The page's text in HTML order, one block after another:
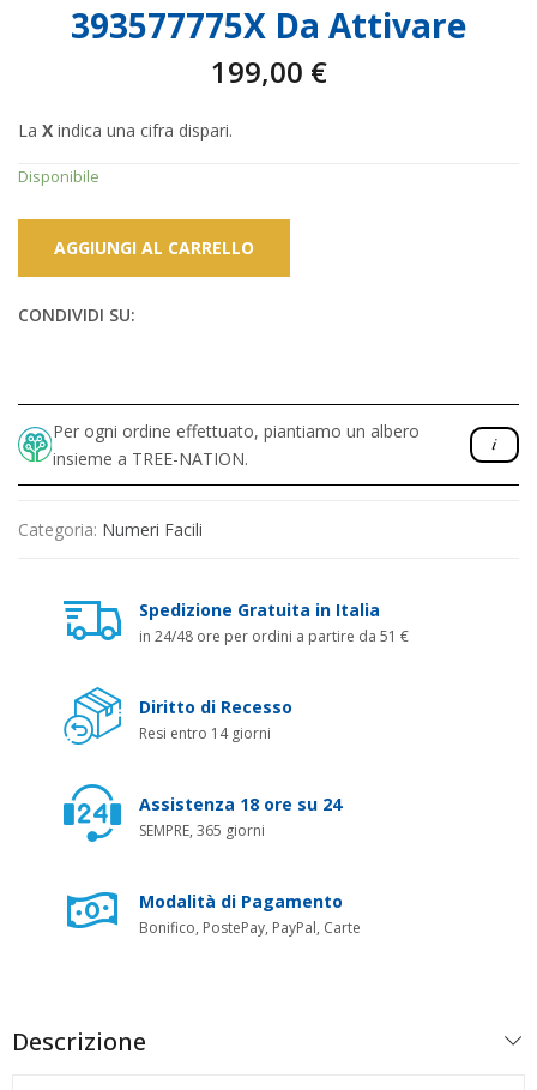
393577775X Da Attivare
199,00 €
La X indica una cifra dispari.
Disponibile
AGGIUNGI AL CARRELLO
CONDIVIDI SU:
Per ogni ordine effettuato, piantiamo un albero
insieme a TREE-NATION.
Categoria: Numeri Facili
Spedizione Gratuita in Italia
in 24/48 ore per ordini a partire da 51 €
Diritto di Recesso
Resi entro 14 giorni
Assistenza 18 ore su 24
SEMPRE, 365 giorni
Modalità di Pagamento
Bonifico, PostePay, PayPal, Carte
Descrizione